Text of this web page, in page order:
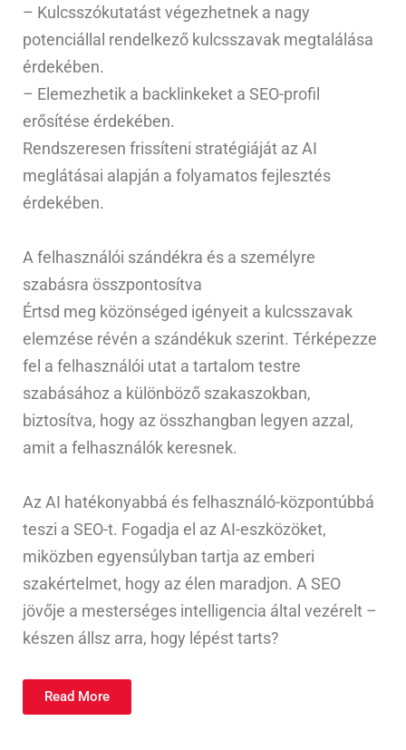
– Kulcsszókutatást végezhetnek a nagy
potenciállal rendelkező kulcsszavak megtalálása
érdekében.
– Elemezhetik a backlinkeket a SEO-profil
erősítése érdekében.
Rendszeresen frissíteni stratégiáját az AI
meglátásai alapján a folyamatos fejlesztés
érdekében.
A felhasználói szándékra és a személyre
szabásra összpontosítva
Értsd meg közönséged igényeit a kulcsszavak
elemzése révén a szándékuk szerint. Térképezze
fel a felhasználói utat a tartalom testre
szabásához a különböző szakaszokban,
biztosítva, hogy az összhangban legyen azzal,
amit a felhasználók keresnek.
Az AI hatékonyabbá és felhasználó-központúbbá
teszi a SEO-t. Fogadja el az AI-eszközöket,
miközben egyensúlyban tartja az emberi
szakértelmet, hogy az élen maradjon. A SEO
jövője a mesterséges intelligencia által vezérelt –
készen állsz arra, hogy lépést tarts?
Read More